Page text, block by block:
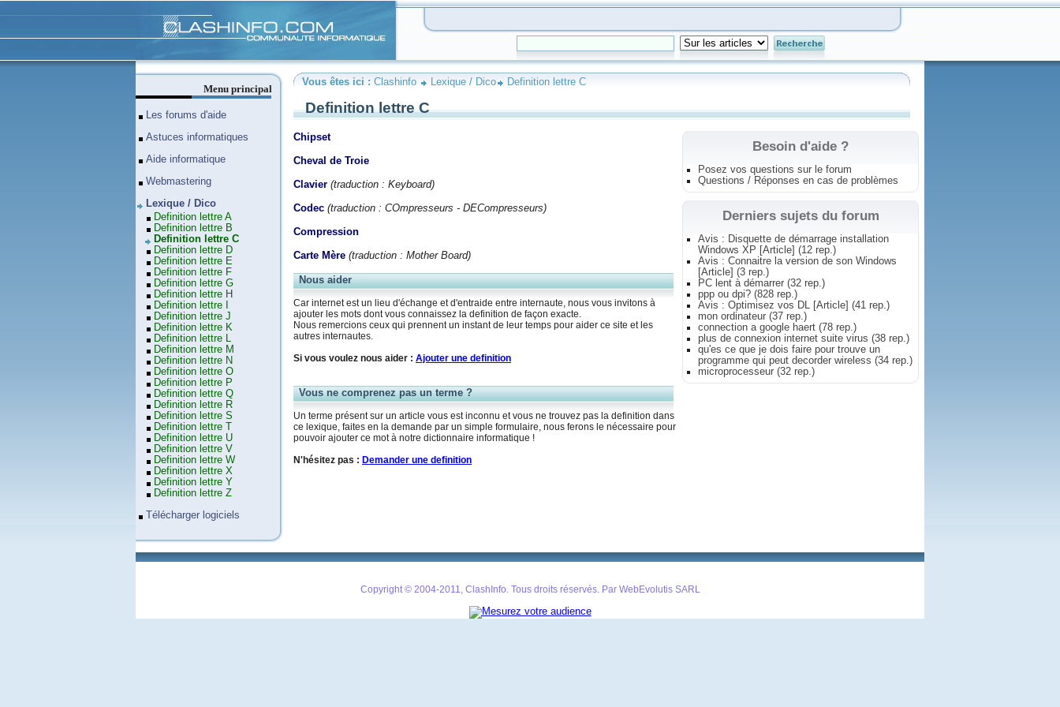
Vous êtes ici : Clashinfo Lexique / Dico Definition lettre C
Definition lettre C
Chipset
Cheval de Troie
Clavier (traduction : Keyboard)
Codec (traduction : COmpresseurs - DECompresseurs)
Compression
Carte Mère (traduction : Mother Board)
Nous aider
Car internet est un lieu d'échange et d'entraide entre internaute, nous vous invitons à
ajouter les mots dont vous connaissez la definition de façon exacte.
Nous remercions ceux qui prennent un instant de leur temps pour aider ce site et les
autres internautes.
Si vous voulez nous aider : Ajouter une definition
Vous ne comprenez pas un terme ?
Un terme présent sur un article vous est inconnu et vous ne trouvez pas la definition dans
ce lexique, faites en la demande par un simple formulaire, nous ferons le nécessaire pour
pouvoir ajouter ce mot à notre dictionnaire informatique !
N'hésitez pas : Demander une definition
Besoin d'aide ?
Posez vos questions sur le forum
Questions / Réponses en cas de problèmes
Derniers sujets du forum
Avis : Disquette de démarrage installation
Windows XP [Article] (12 rep.)
Avis : Connaitre la version de son Windows
[Article] (3 rep.)
PC lent à démarrer (32 rep.)
ppp ou dpi? (828 rep.)
Avis : Optimisez vos DL [Article] (41 rep.)
mon ordinateur (37 rep.)
connection a google haert (78 rep.)
plus de connexion internet suite virus (38 rep.)
qu'es ce que je dois faire pour trouve un
programme qui peut decorder wireless (34 rep.)
microprocesseur (32 rep.)
Menu principal
Les forums d'aide
Astuces informatiques
Aide informatique
Webmastering
Lexique / Dico
Definition lettre A
Definition lettre B
Definition lettre C
Definition lettre D
Definition lettre E
Definition lettre F
Definition lettre G
Definition lettre H
Definition lettre I
Definition lettre J
Definition lettre K
Definition lettre L
Definition lettre M
Definition lettre N
Definition lettre O
Definition lettre P
Definition lettre Q
Definition lettre R
Definition lettre S
Definition lettre T
Definition lettre U
Definition lettre V
Definition lettre W
Definition lettre X
Definition lettre Y
Definition lettre Z
Télécharger logiciels
Copyright © 2004-2011, ClashInfo. Tous droits réservés. Par WebEvolutis SARL